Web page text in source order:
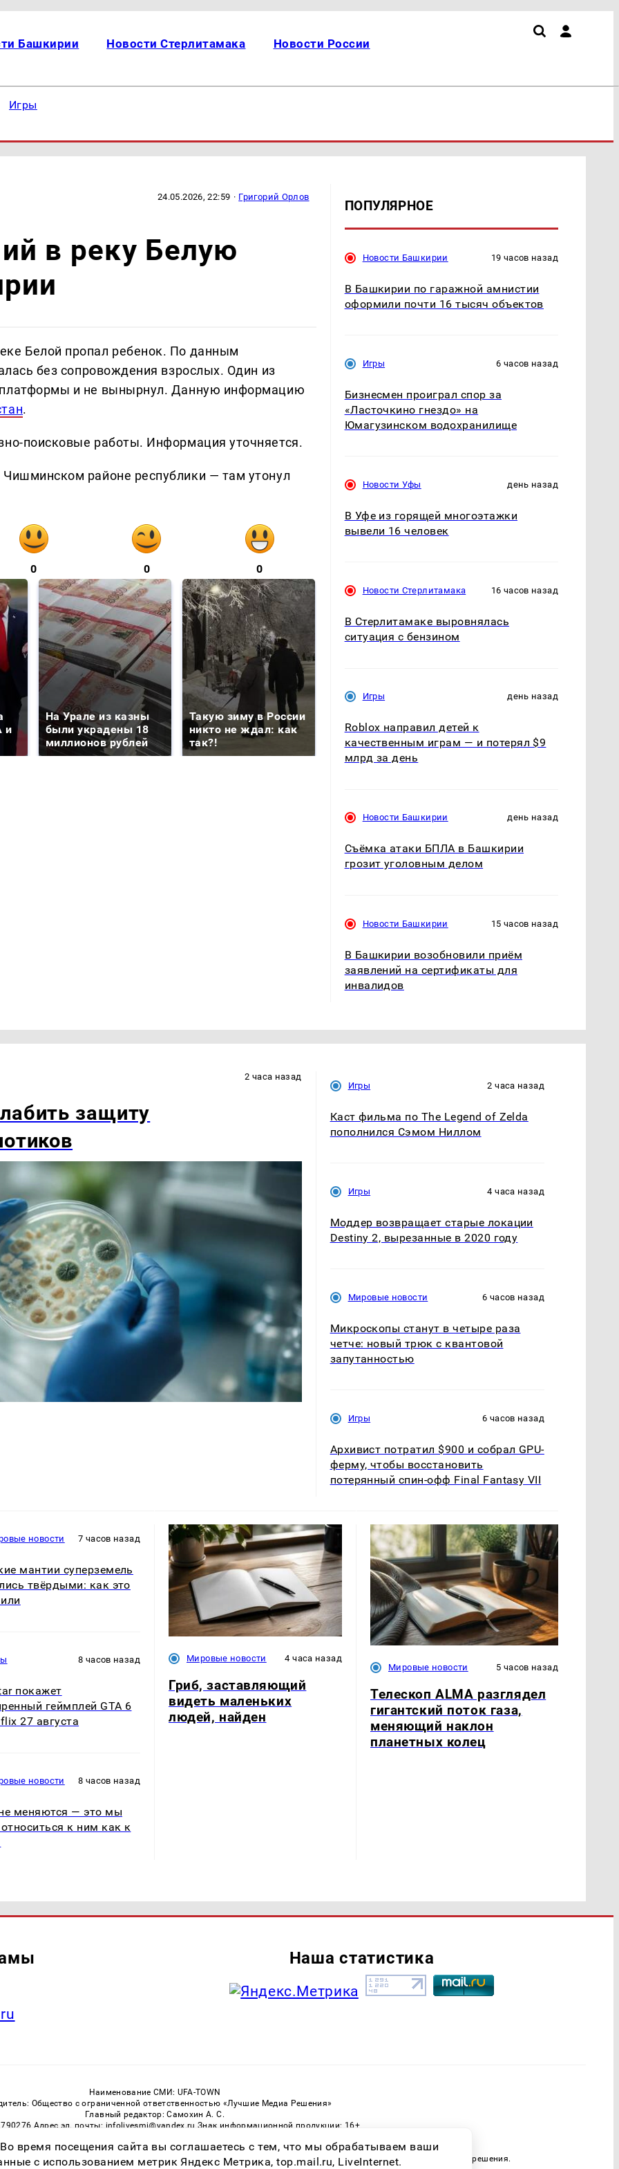
Башкирии Новости Стерлитамака Новости России
Игры
24.05.2026, 22:59 · Григорий Орлов
в реку Белую
Белой пропал ребенок. По данным
без сопровождения взрослых. Один из
платформы и не вынырнул. Данную информацию
.
поисковые работы. Информация уточняется.
районе республики — там утонул
0 0 0
и
На Урале из казны
были украдены 18
миллионов рублей
Такую зиму в России
никто не ждал: как
так?!
Как выглядит место
крушение вертолета на
Кавказе: смотреть
готовую еду из
магазина: список
ПОПУЛЯРНОЕ
Новости Башкирии 19 часов назад
В Башкирии по гаражной амнистии
оформили почти 16 тысяч объектов
Игры 6 часов назад
Бизнесмен проиграл спор за
«Ласточкино гнездо» на
Юмагузинском водохранилище
Новости Уфы день назад
В Уфе из горящей многоэтажки
вывели 16 человек
Новости Стерлитамака 16 часов назад
В Стерлитамаке выровнялась
ситуация с бензином
Игры день назад
Roblox направил детей к
качественным играм — и потерял $9
млрд за день
Новости Башкирии день назад
Съёмка атаки БПЛА в Башкирии
грозит уголовным делом
Новости Башкирии 15 часов назад
В Башкирии возобновили приём
заявлений на сертификаты для
инвалидов
2 часа назад
защиту
Игры 2 часа назад
Каст фильма по The Legend of Zelda
пополнился Сэмом Ниллом
Игры 4 часа назад
Моддер возвращает старые локации
Destiny 2, вырезанные в 2020 году
Мировые новости 6 часов назад
Микроскопы станут в четыре раза
четче: новый трюк с квантовой
запутанностью
Игры 6 часов назад
Архивист потратил $900 и собрал GPU-
ферму, чтобы восстановить
потерянный спин-офф Final Fantasy VII
новости 7 часов назад
мантии суперземель
твёрдыми: как это
8 часов назад
покажет
геймплей GTA 6
27 августа
новости 8 часов назад
меняются — это мы
к ним как к
Мировые новости 4 часа назад
Гриб, заставляющий
видеть маленьких
людей, найден
Мировые новости 5 часов назад
Телескоп ALMA разглядел
гигантский поток газа,
меняющий наклон
планетных колец
Наша статистика
Наименование СМИ: UFA-TOWN
Общество с ограниченной ответственностью «Лучшие Медиа Решения»
Главный редактор: Самохин А. С.
Адрес эл. почты: infolivesmi@yandex.ru Знак информационной продукции: 16+
Регистрационный номер СМИ ЭЛ № ФС 77 — 81149 от 02.06.2021
на Ufa-Town.Ru обязательна. Цитирование в Интернете возможно только при наличии письменного разрешения.
время посещения сайта вы соглашаетесь с тем, что мы обрабатываем ваши
с использованием метрик Яндекс Метрика, top.mail.ru, LiveInternet.